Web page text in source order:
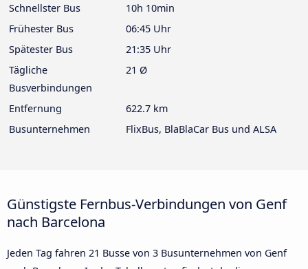
Schnellster Bus
10h 10min
Frühester Bus
06:45 Uhr
Spätester Bus
21:35 Uhr
Tägliche
Busverbindungen
21 Ø
Entfernung
622.7 km
Busunternehmen
FlixBus, BlaBlaCar Bus und ALSA
Günstigste Fernbus-Verbindungen von Genf
nach Barcelona
Jeden Tag fahren 21 Busse von 3 Busunternehmen von Genf